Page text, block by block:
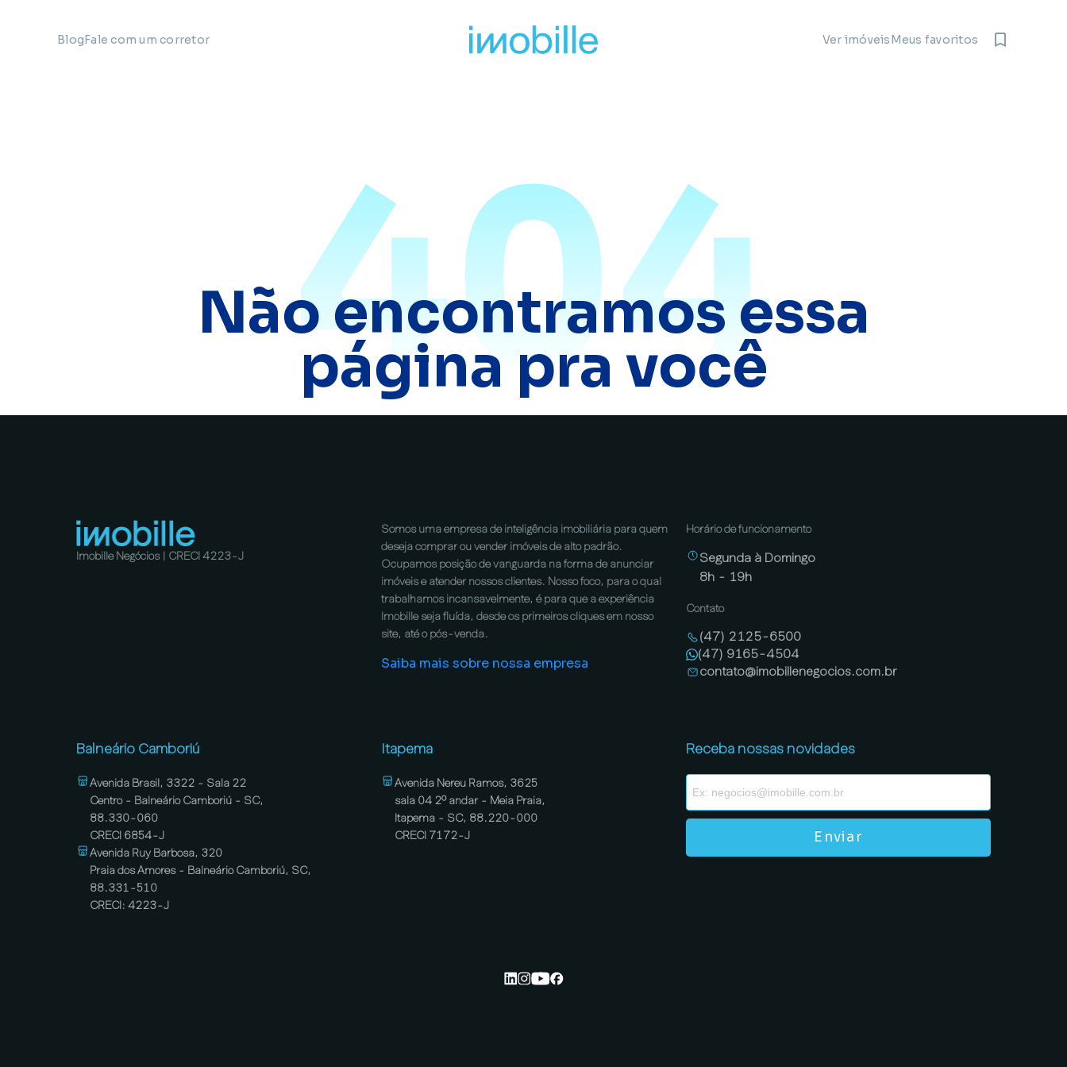
BlogFale com um corretor Ver imóveisMeus favoritos
404
Não encontramos essa
página pra você
Imobille Negócios | CRECI 4223-J
Somos uma empresa de inteligência imobiliária para quem
deseja comprar ou vender imóveis de alto padrão.
Ocupamos posição de vanguarda na forma de anunciar
imóveis e atender nossos clientes. Nosso foco, para o qual
trabalhamos incansavelmente, é para que a experiência
Imobille seja fluída, desde os primeiros cliques em nosso
site, até o pós-venda.
Saiba mais sobre nossa empresa
Horário de funcionamento
Segunda à Domingo
8h - 19h
Contato
(47) 2125-6500
(47) 9165-4504
contato@imobillenegocios.com.br
Balneário Camboriú
Avenida Brasil, 3322 - Sala 22
Centro - Balneário Camboriú - SC,
88.330-060
CRECI 6854-J
Avenida Ruy Barbosa, 320
Praia dos Amores - Balneário Camboriú, SC,
88.331-510
CRECI: 4223-J
Itapema
Avenida Nereu Ramos, 3625
sala 04 2º andar - Meia Praia,
Itapema - SC, 88.220-000
CRECI 7172-J
Receba nossas novidades
Enviar